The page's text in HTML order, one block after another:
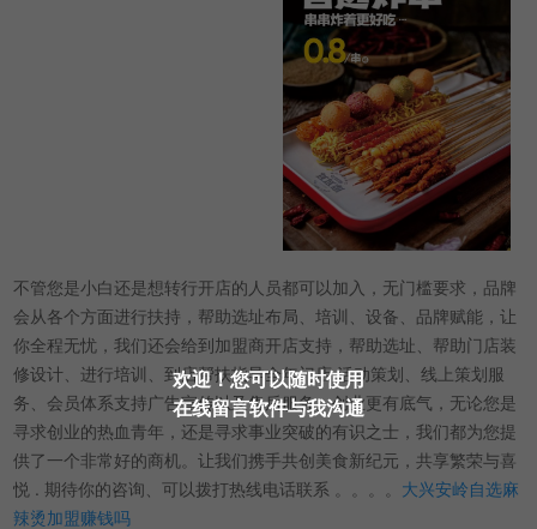
不管您是小白还是想转行开店的人员都可以加入，无门槛要求，品牌
会从各个方面进行扶持，帮助选址布局、培训、设备、品牌赋能，让
你全程无忧，我们还会给到加盟商开店支持，帮助选址、帮助门店装
修设计、进行培训、到店帮扶指导全年门店 活动策划、线上策划服
务、会员体系支持广告宣传以及售后服务。创业更有底气，无论您是
寻求创业的热血青年，还是寻求事业突破的有识之士，我们都为您提
供了一个非常好的商机。让我们携手共创美食新纪元，共享繁荣与喜
悦 . 期待你的咨询、可以拨打热线电话联系 。。。。 大兴安岭自选麻
辣烫加盟赚钱吗
欢迎！您可以随时使用
在线留言软件与我沟通